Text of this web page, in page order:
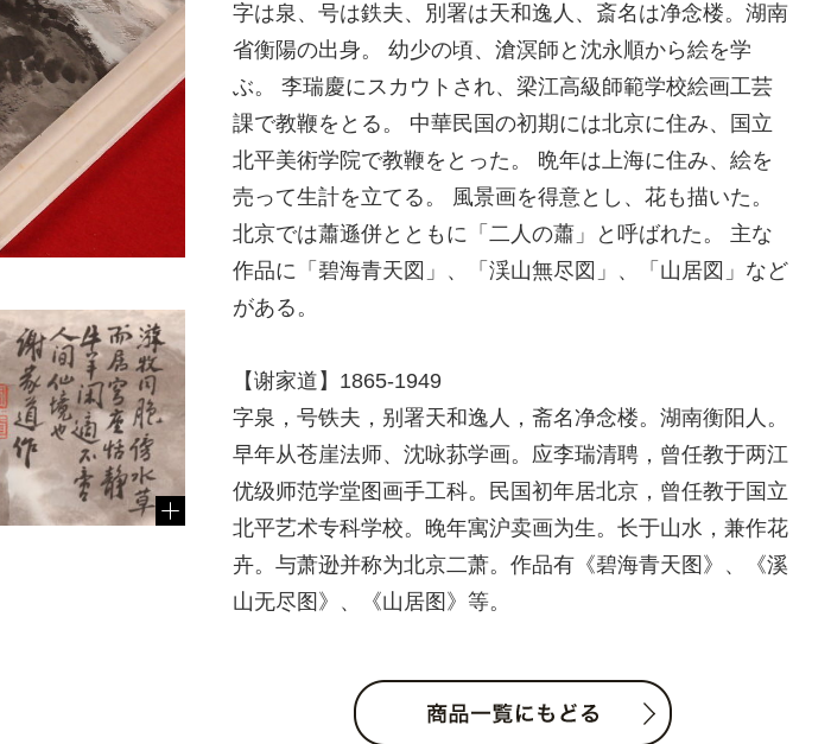
字は泉、号は鉄夫、別署は天和逸人、斎名は净念楼。湖南
省衡陽の出身。 幼少の頃、滄溟師と沈永順から絵を学
ぶ。 李瑞慶にスカウトされ、梁江高級師範学校絵画工芸
課で教鞭をとる。 中華民国の初期には北京に住み、国立
北平美術学院で教鞭をとった。 晩年は上海に住み、絵を
売って生計を立てる。 風景画を得意とし、花も描いた。
北京では蕭遜併とともに「二人の蕭」と呼ばれた。 主な
作品に「碧海青天図」、「渓山無尽図」、「山居図」など
がある。
【谢家道】1865-1949
字泉，号铁夫，别署天和逸人，斋名净念楼。湖南衡阳人。
早年从苍崖法师、沈咏荪学画。应李瑞清聘，曾任教于两江
优级师范学堂图画手工科。民国初年居北京，曾任教于国立
北平艺术专科学校。晚年寓沪卖画为生。长于山水，兼作花
卉。与萧逊并称为北京二萧。作品有《碧海青天图》、《溪
山无尽图》、《山居图》等。